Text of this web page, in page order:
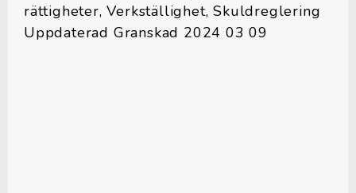
rättigheter, Verkställighet, Skuldreglering
Uppdaterad Granskad 2024 03 09